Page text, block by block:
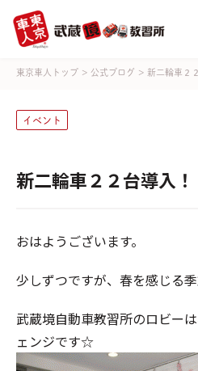
東京車人トップ > 公式ブログ > 新二輪車２
イベント
新二輪車２２台導入！
おはようございます。
少しずつですが、春を感じる
武蔵境自動車教習所のロビー
ェンジです☆